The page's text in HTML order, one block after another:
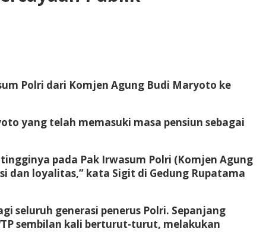
Polri dari Komjen Agung Budi Maryoto ke
yang telah memasuki masa pensiun sebagai
pada Pak Irwasum Polri (Komjen Agung
dan loyalitas,” kata Sigit di Gedung Rupatama
seluruh generasi penerus Polri. Sepanjang
sembilan kali berturut-turut, melakukan